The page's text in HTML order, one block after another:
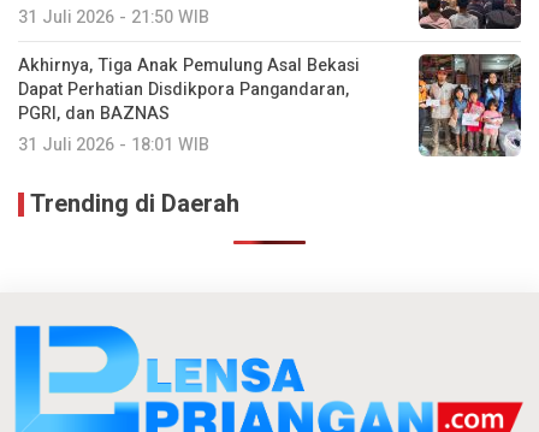
31 Juli 2026 - 21:50 WIB
Akhirnya, Tiga Anak Pemulung Asal Bekasi
Dapat Perhatian Disdikpora Pangandaran,
PGRI, dan BAZNAS
31 Juli 2026 - 18:01 WIB
Trending di Daerah